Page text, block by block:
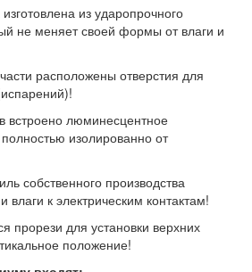
из ударопрочного
не меняет своей формы от влаги и
расположены отверстия для
встроено люминесцентное
изолированно от
собственного производства
влаги к электрическим контактам!
прорези для установки верхних
положение!